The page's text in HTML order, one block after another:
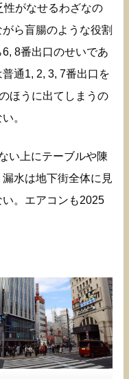
がなせるわざなの
ら盲腸のような役割
8番出口のせいであ
通1, 2, 3, 7番出口を
ほうに出てしまうの
。
い上にテーブルや陳
水は地下街全体に見
。エアコンも2025